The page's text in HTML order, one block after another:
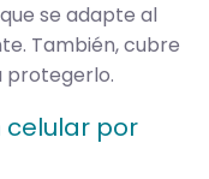
se adapte al
También, cubre
protegerlo.
celular por